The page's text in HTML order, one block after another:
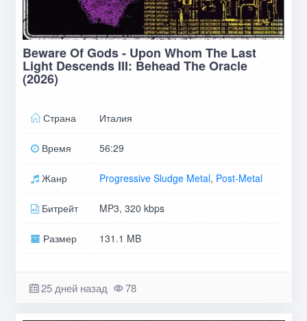
Beware Of Gods - Upon Whom The Last
Light Descends III: Behead The Oracle
(2026)
Страна Италия
Время 56:29
Жанр Progressive Sludge Metal, Post-Metal
Битрейт MP3, 320 kbps
Размер 131.1 MB
25 дней назад 78